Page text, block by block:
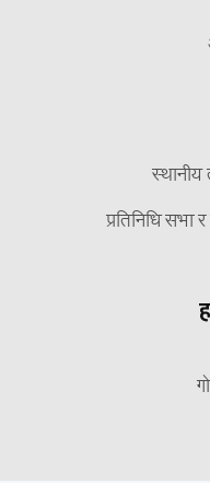
स्थानीय
प्रतिनिधि सभा